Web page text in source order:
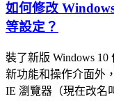
如何修改
等設定？
裝了新版 Windows
新功能和操作介面外
IE 瀏覽器（現在改名